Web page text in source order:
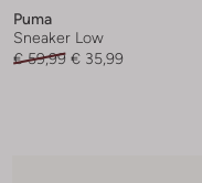
Puma
Sneaker Low
€ 59,99 € 35,99